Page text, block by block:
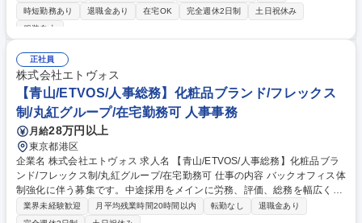
／海運会社（オペレーター）等とのPost Fixtureにおける調整・交渉業務■
用船契約書作成（Charter Party Detail）交渉仲介業務※状況に応じ、Post
必要に応じ、国内外の出張にもご対応いただきます。※ご本人の適性と希
望を考慮の上、将来的に海外勤務の可能性もあります。 募集職種 【用船
営業】丸紅100%出資の総合商社系海運会社/年休124日/フレックス/在宅◎
時短勤務あり
退職金あり 在宅OK 完全週休2日制
土日祝休み
服装自由
正社員
株式会社エトヴォス
【青山/ETVOS/人事総務】化粧品ブランド/フレックス
制/丸紅グループ/在宅勤務可 人事事務
月給28万円以上
東京都港区
企業名 株式会社エトヴォス 求人名 【青山/ETVOS/人事総務】化粧品ブラ
ンド/フレックス制/丸紅グループ/在宅勤務可 仕事の内容 バックオフィス体
制強化に伴う募集です。中途採用をメインに労務、評価、総務を幅広くお
任せします。大阪本社と密に連携し、社員一人ひとりがポテンシャルを発
揮できる環境づくりを担う重要な役割をお任せします。 ・採用：オフィス
業界未経験歓迎 月平均残業時間20時間以内 転勤なし
退職金あり